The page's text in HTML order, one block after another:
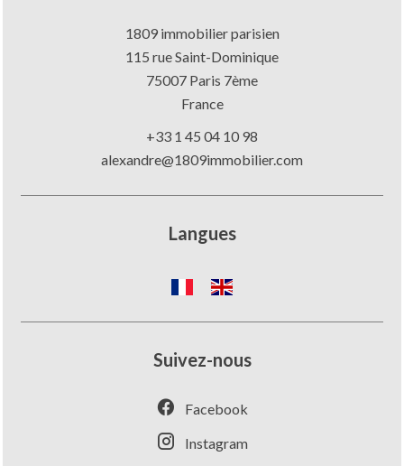
1809 immobilier parisien
115 rue Saint-Dominique
75007 Paris 7ème
France
+33 1 45 04 10 98
alexandre@1809immobilier.com
Langues
Suivez-nous
Facebook
Instagram